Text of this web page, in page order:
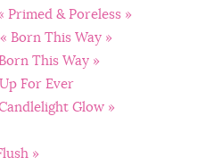
Primed & Poreless »
Born This Way »
This Way »
For Ever
Glow »
»